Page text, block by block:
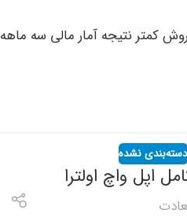
کمتر نتیجه آمار مالی سه ماهه
دسته‌بندی نشده
اپل واچ اولترا